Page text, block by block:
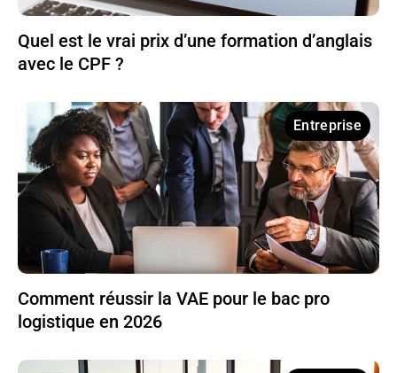
Quel est le vrai prix d’une formation d’anglais
avec le CPF ?
Entreprise
Comment réussir la VAE pour le bac pro
logistique en 2026